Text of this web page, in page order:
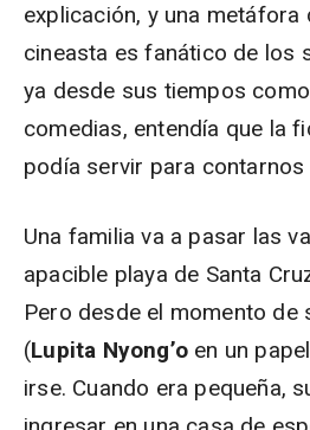
explicación, y una metáfora
cineasta es fanático de los
ya desde sus tiempos
comedias, entendía que la
podía servir para contarnos
Una familia va a pasar las
apacible playa de Santa
Pero desde el momento de
(Lupita Nyong’o en un
irse. Cuando era pequeña,